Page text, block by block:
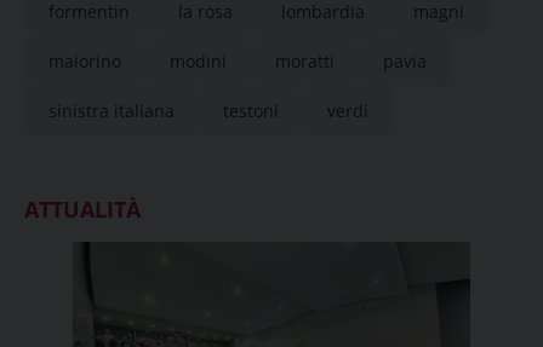
formentin la rosa lombardia magni
maiorino modini moratti pavia
sinistra italiana testoni verdi
ATTUALITÀ